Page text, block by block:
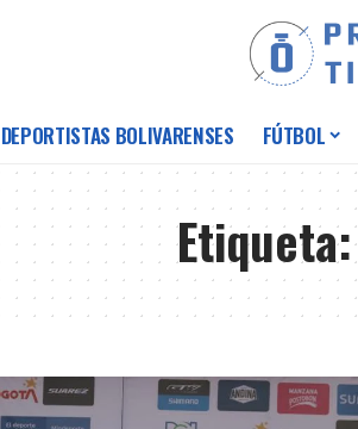
DEPORTISTAS BOLIVARENSES FÚTBOL
Etiqueta: